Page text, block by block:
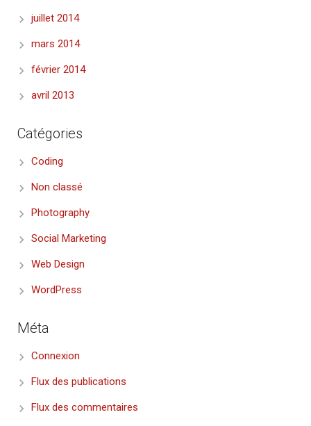
juillet 2014
mars 2014
février 2014
avril 2013
Catégories
Coding
Non classé
Photography
Social Marketing
Web Design
WordPress
Méta
Connexion
Flux des publications
Flux des commentaires